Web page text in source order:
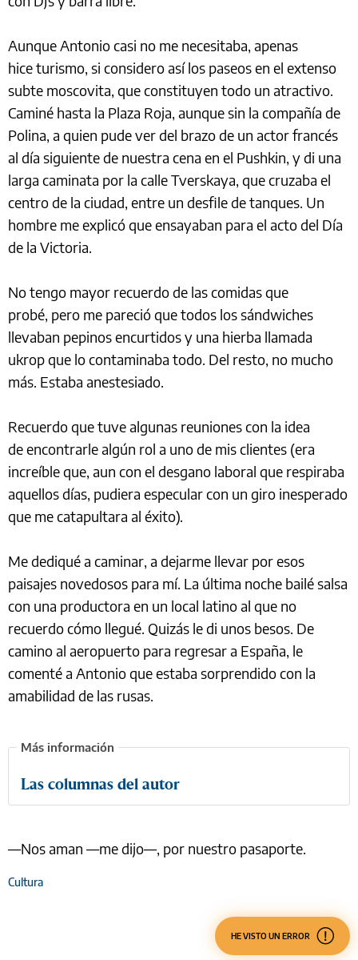
Aunque Antonio casi no me necesitaba, apenas
hice turismo, si considero así los paseos en el extenso
subte moscovita, que constituyen todo un atractivo.
Caminé hasta la Plaza Roja, aunque sin la compañía de
Polina, a quien pude ver del brazo de un actor francés
al día siguiente de nuestra cena en el Pushkin, y di una
larga caminata por la calle Tverskaya, que cruzaba el
centro de la ciudad, entre un desfile de tanques. Un
hombre me explicó que ensayaban para el acto del Día
de la Victoria.
No tengo mayor recuerdo de las comidas que
probé, pero me pareció que todos los sándwiches
llevaban pepinos encurtidos y una hierba llamada
ukrop que lo contaminaba todo. Del resto, no mucho
más. Estaba anestesiado.
Recuerdo que tuve algunas reuniones con la idea
de encontrarle algún rol a uno de mis clientes (era
increíble que, aun con el desgano laboral que respiraba
aquellos días, pudiera especular con un giro inesperado
que me catapultara al éxito).
Me dediqué a caminar, a dejarme llevar por esos
paisajes novedosos para mí. La última noche bailé salsa
con una productora en un local latino al que no
recuerdo cómo llegué. Quizás le di unos besos. De
camino al aeropuerto para regresar a España, le
comenté a Antonio que estaba sorprendido con la
amabilidad de las rusas.
Las columnas del autor
—Nos aman —me dijo—, por nuestro pasaporte.
Cultura
HE VISTO UN ERROR